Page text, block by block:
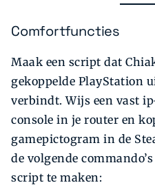
Comfortfuncties
Maak een script dat
gekoppelde PlayStation
verbindt. Wijs een vast
console in je router en
gamepictogram in de
de volgende
script te maken: